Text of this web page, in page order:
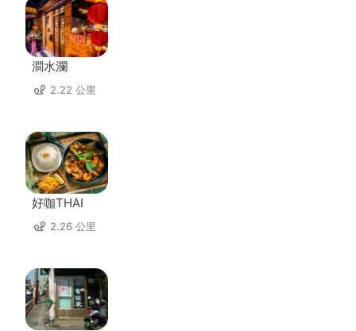
澗水瀾
2.22 公里
好咖THAI
2.26 公里